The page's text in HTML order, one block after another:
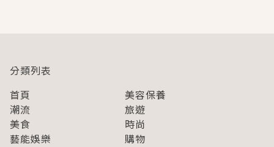
分類列表
首頁
美容保養
潮流
旅遊
美食
時尚
藝能娛樂
購物